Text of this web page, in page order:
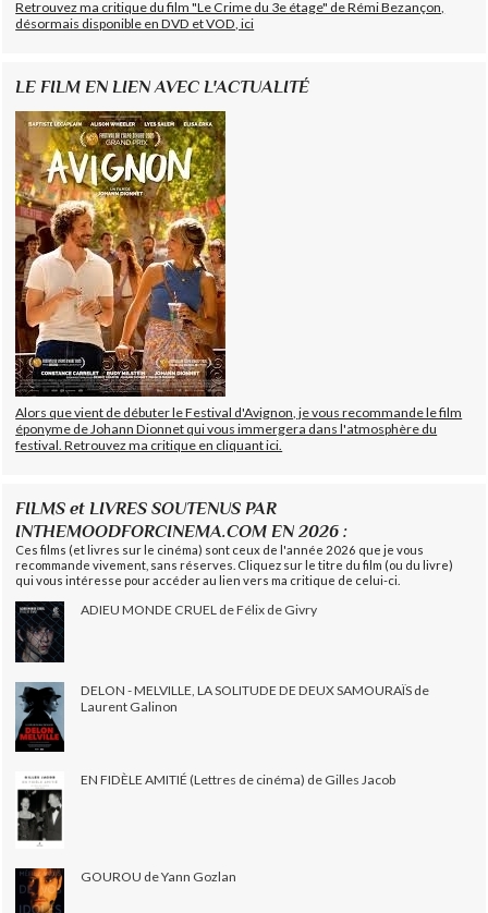
Retrouvez ma critique du film "Le Crime du 3e étage" de Rémi Bezançon,
désormais disponible en DVD et VOD, ici
LE FILM EN LIEN AVEC L'ACTUALITÉ
Alors que vient de débuter le Festival d'Avignon, je vous recommande le film
éponyme de Johann Dionnet qui vous immergera dans l'atmosphère du
festival. Retrouvez ma critique en cliquant ici.
FILMS et LIVRES SOUTENUS PAR
INTHEMOODFORCINEMA.COM EN 2026 :
Ces films (et livres sur le cinéma) sont ceux de l'année 2026 que je vous
recommande vivement, sans réserves. Cliquez sur le titre du film (ou du livre)
qui vous intéresse pour accéder au lien vers ma critique de celui-ci.
ADIEU MONDE CRUEL de Félix de Givry
DELON - MELVILLE, LA SOLITUDE DE DEUX SAMOURAÏS de
Laurent Galinon
EN FIDÈLE AMITIÉ (Lettres de cinéma) de Gilles Jacob
GOUROU de Yann Gozlan